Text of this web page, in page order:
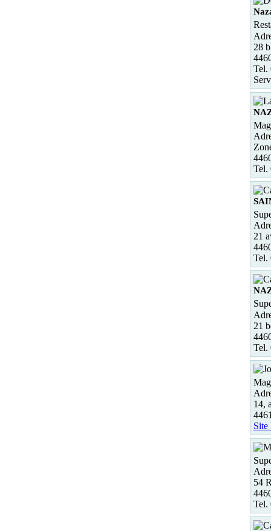
28
Tel.
Tel.
21
Tel.
21
Tel.
14,
Site
54
Tel.